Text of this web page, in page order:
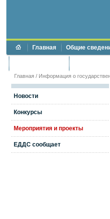
Главная Общие
Главная / Информация о
Новости
Конкурсы
Мероприятия и проекты
ЕДДС сообщает